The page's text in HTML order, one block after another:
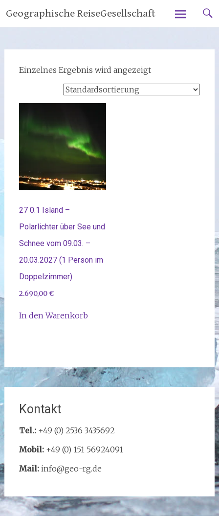
Inhalt
springen
Geographische ReiseGesellschaft
Einzelnes Ergebnis wird angezeigt
27 0.1 Island –
Polarlichter über See und
Schnee vom 09.03. –
20.03.2027 (1 Person im
Doppelzimmer)
2.690,00€
In den Warenkorb
Kontakt
Tel.:+49 (0) 2536 3435692
Mobil:+49 (0) 151 56924091
Mail:info@geo-rg.de